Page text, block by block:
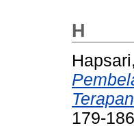
H
179-